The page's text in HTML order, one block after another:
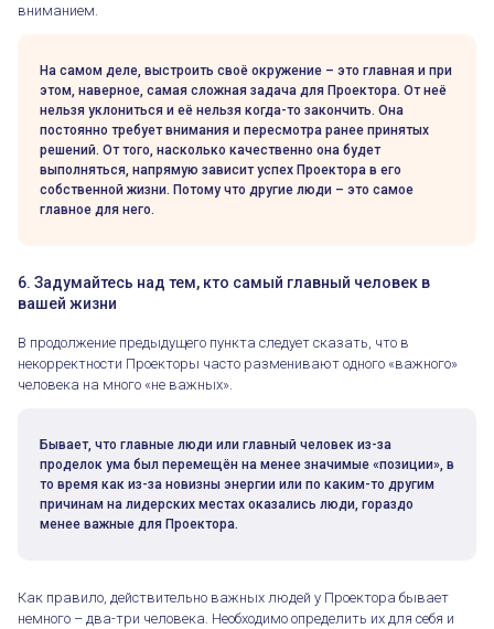
вниманием.
На самом деле, выстроить своё окружение – это главная и при
этом, наверное, самая сложная задача для Проектора. От неё
нельзя уклониться и её нельзя когда-то закончить. Она
постоянно требует внимания и пересмотра ранее принятых
решений. От того, насколько качественно она будет
выполняться, напрямую зависит успех Проектора в его
собственной жизни. Потому что другие люди – это самое
главное для него.
6. Задумайтесь над тем, кто самый главный человек в
вашей жизни
В продолжение предыдущего пункта следует сказать, что в
некорректности Проекторы часто разменивают одного «важного»
человека на много «не важных».
Бывает, что главные люди или главный человек из-за
проделок ума был перемещён на менее значимые «позиции», в
то время как из-за новизны энергии или по каким-то другим
причинам на лидерских местах оказались люди, гораздо
менее важные для Проектора.
Как правило, действительно важных людей у Проектора бывает
немного – два-три человека. Необходимо определить их для себя и